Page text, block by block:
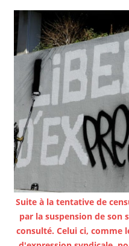
Suite à la tentative de
par la suspension de son
consulté. Celui ci, comme